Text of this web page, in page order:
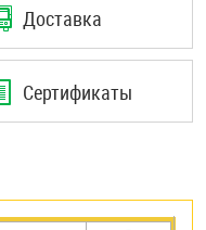
Доставка
Сертификаты